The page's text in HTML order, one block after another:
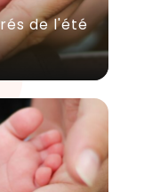
de l'été